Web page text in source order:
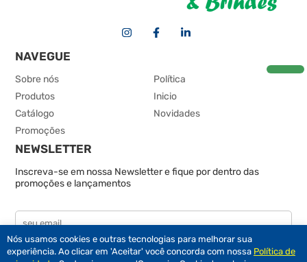
NAVEGUE
Sobre nós
Política
Produtos
Inicio
Catálogo
Novidades
Promoções
NEWSLETTER
Inscreva-se em nossa Newsletter e fique por dentro das
promoções e lançamentos
Nós usamos cookies e outras tecnologias para melhorar sua
experiência. Ao clicar em 'Aceitar' você concorda com nossa Política de